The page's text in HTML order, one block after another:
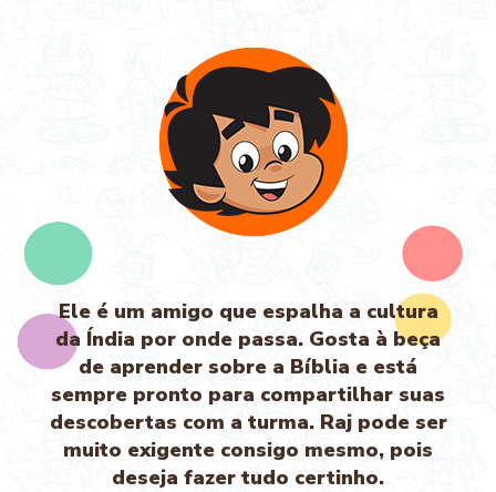
Ele é um amigo que espalha a cultura
da Índia por onde passa. Gosta à beça
de aprender sobre a Bíblia e está
sempre pronto para compartilhar suas
descobertas com a turma. Raj pode ser
muito exigente consigo mesmo, pois
deseja fazer tudo certinho.